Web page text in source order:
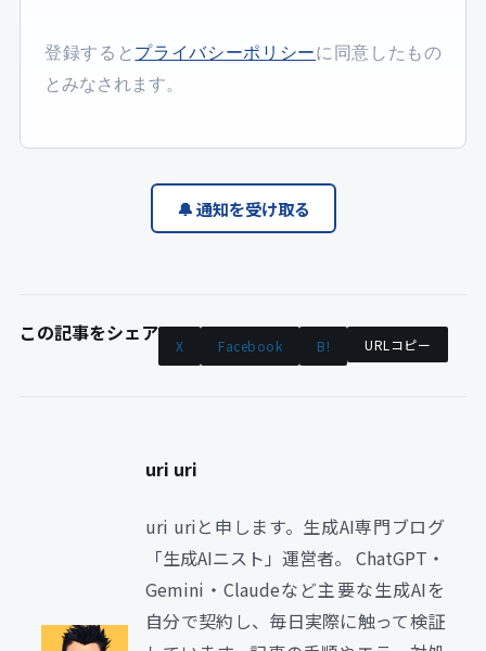
登録すると プライバシーポリシーに同意したもの
とみなされます。
🔔 通知を受け取る
この記事をシェア X Facebook B! URLコピー
uri uri
uri uriと申します。生成AI専門ブログ
「生成AIニスト」運営者。 ChatGPT・
Gemini・Claudeなど主要な生成AIを
自分で契約し、毎日実際に触って検証